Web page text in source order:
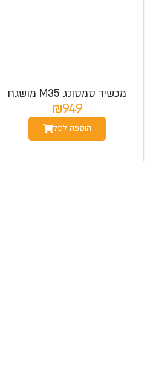
מכשיר סמסונג M35 מושגח
₪949
הוספה לסל